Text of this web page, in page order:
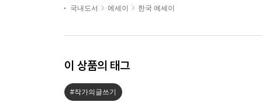
국내도서 에세이 한국 에세이
이 상품의 태그
#작가의글쓰기